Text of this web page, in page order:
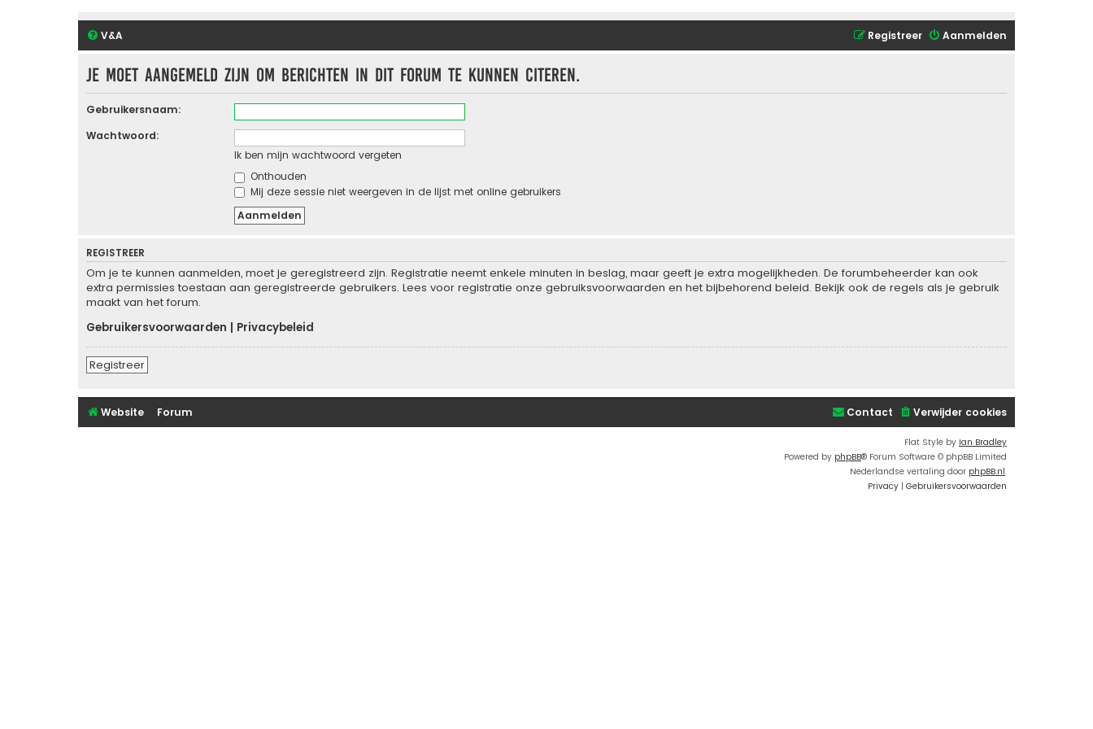
V&A Aanmelden
Registreer
Je moet aangemeld zijn om berichten in dit forum te kunnen citeren.
Gebruikersnaam:
Wachtwoord:
Ik ben mijn wachtwoord vergeten
Onthouden
Mij deze sessie niet weergeven in de lijst met online gebruikers
REGISTREER
Om je te kunnen aanmelden, moet je geregistreerd zijn. Registratie neemt enkele minuten in beslag, maar geeft je extra mogelijkheden. De forumbeheerder kan ook
extra permissies toestaan aan geregistreerde gebruikers. Lees voor registratie onze gebruiksvoorwaarden en het bijbehorend beleid. Bekijk ook de regels als je gebruik
maakt van het forum.
Gebruikersvoorwaarden
Privacybeleid
Registreer
Website Forum Verwijder cookies
Contact
Flat Style by Ian Bradley
Powered by phpBB® Forum Software © phpBB Limited
Nederlandse vertaling door phpBB.nl.
Privacy | Gebruikersvoorwaarden